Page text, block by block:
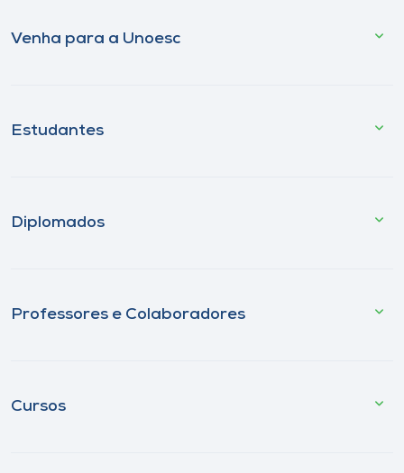
Venha para a Unoesc
Estudantes
Diplomados
Professores e Colaboradores
Cursos